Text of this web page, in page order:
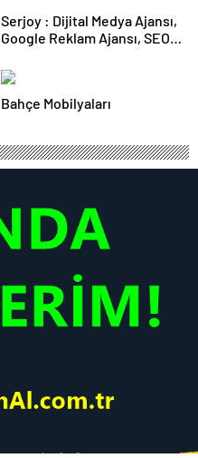
Serjoy : Dijital Medya Ajansı,
Google Reklam Ajansı, SEO
Bahçe Mobilyaları